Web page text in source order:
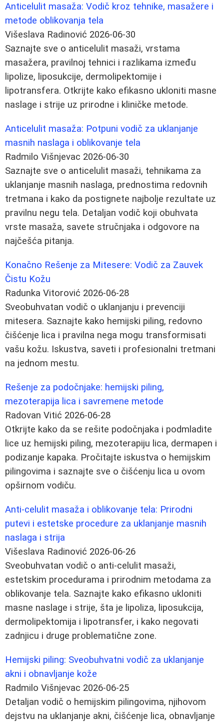
Anticelulit masaža: Vodič kroz tehnike, masažere i
metode oblikovanja tela
Višeslava Radinović 2026-06-30
Saznajte sve o anticelulit masaži, vrstama
masažera, pravilnoj tehnici i razlikama između
lipolize, liposukcije, dermolipektomije i
lipotransfera. Otkrijte kako efikasno ukloniti masne
naslage i strije uz prirodne i kliničke metode.
Anticelulit masaža: Potpuni vodič za uklanjanje
masnih naslaga i oblikovanje tela
Radmilo Višnjevac 2026-06-30
Saznajte sve o anticelulit masaži, tehnikama za
uklanjanje masnih naslaga, prednostima redovnih
tretmana i kako da postignete najbolje rezultate uz
pravilnu negu tela. Detaljan vodič koji obuhvata
vrste masaža, savete stručnjaka i odgovore na
najčešća pitanja.
Konačno Rešenje za Mitesere: Vodič za Zauvek
Čistu Kožu
Radunka Vitorović 2026-06-28
Sveobuhvatan vodič o uklanjanju i prevenciji
mitesera. Saznajte kako hemijski piling, redovno
čišćenje lica i pravilna nega mogu transformisati
vašu kožu. Iskustva, saveti i profesionalni tretmani
na jednom mestu.
Rešenje za podočnjake: hemijski piling,
mezoterapija lica i savremene metode
Radovan Vitić 2026-06-28
Otkrijte kako da se rešite podočnjaka i podmladite
lice uz hemijski piling, mezoterapiju lica, dermapen i
podizanje kapaka. Pročitajte iskustva o hemijskim
pilingovima i saznajte sve o čišćenju lica u ovom
opširnom vodiču.
Anti-celulit masaža i oblikovanje tela: Prirodni
putevi i estetske procedure za uklanjanje masnih
naslaga i strija
Višeslava Radinović 2026-06-26
Sveobuhvatan vodič o anti-celulit masaži,
estetskim procedurama i prirodnim metodama za
oblikovanje tela. Saznajte kako efikasno ukloniti
masne naslage i strije, šta je lipoliza, liposukcija,
dermolipektomija i lipotransfer, i kako negovati
zadnjicu i druge problematične zone.
Hemijski piling: Sveobuhvatni vodič za uklanjanje
akni i obnavljanje kože
Radmilo Višnjevac 2026-06-25
Detaljan vodič o hemijskim pilingovima, njihovom
dejstvu na uklanjanje akni, čišćenje lica, obnavljanje